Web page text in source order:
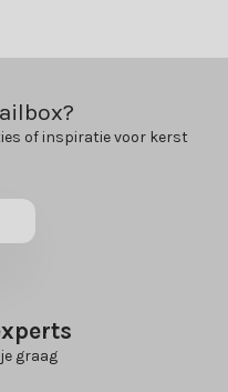
of inspiratie voor kerst
graag